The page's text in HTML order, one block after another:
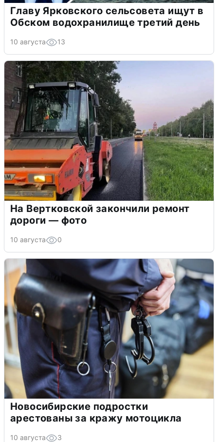
Главу Ярковского сельсовета ищут в
Обском водохранилище третий день
10 августа 13
На Вертковской закончили ремонт
дороги — фото
10 августа 0
Новосибирские подростки
арестованы за кражу мотоцикла
10 августа 3